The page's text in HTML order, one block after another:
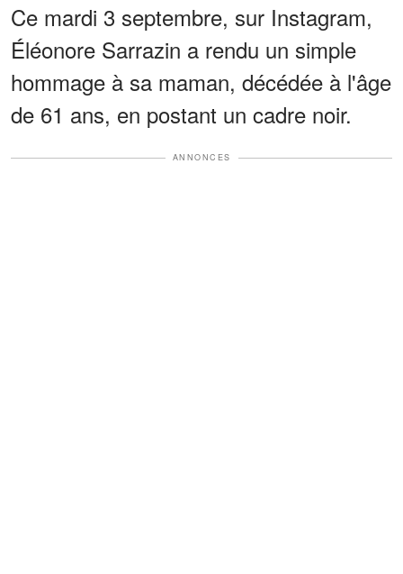
Ce mardi 3 septembre, sur Instagram,
Éléonore Sarrazin a rendu un simple
hommage à sa maman, décédée à l'âge
de 61 ans, en postant un cadre noir.
ANNONCES